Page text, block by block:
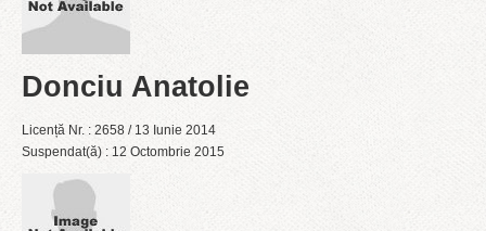
Donciu Anatolie
Licență Nr. : 2658 / 13 Iunie 2014
Suspendat(ă) : 12 Octombrie 2015